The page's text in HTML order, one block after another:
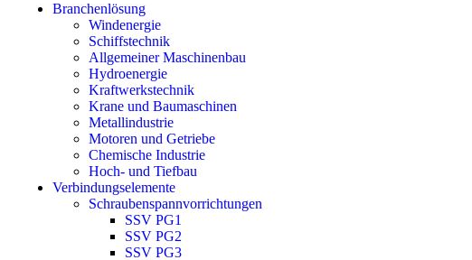
Branchenlösung
Windenergie
Schiffstechnik
Allgemeiner Maschinenbau
Hydroenergie
Kraftwerkstechnik
Krane und Baumaschinen
Metallindustrie
Motoren und Getriebe
Chemische Industrie
Hoch- und Tiefbau
Verbindungselemente
Schraubenspannvorrichtungen
SSV PG1
SSV PG2
SSV PG3